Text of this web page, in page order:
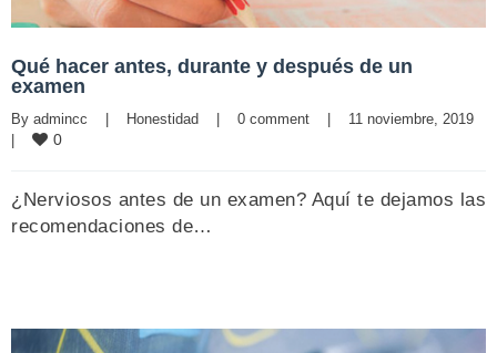
Qué hacer antes, durante y después de un
examen
By admincc | Honestidad | 0 comment |
|
0
¿Nerviosos antes de un examen? Aquí te dejamos las
recomendaciones de…